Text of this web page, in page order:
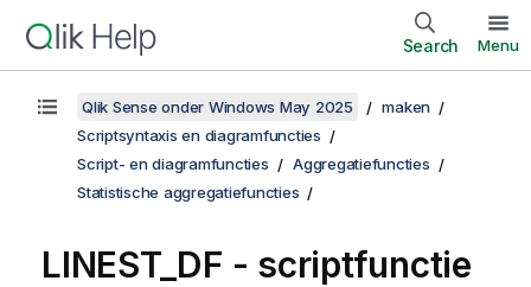
Search Menu
Qlik Sense onder Windows May 2025
maken
Scriptsyntaxis en diagramfuncties
Script- en diagramfuncties
Aggregatiefuncties
Statistische aggregatiefuncties
LINEST_DF - scriptfunctie